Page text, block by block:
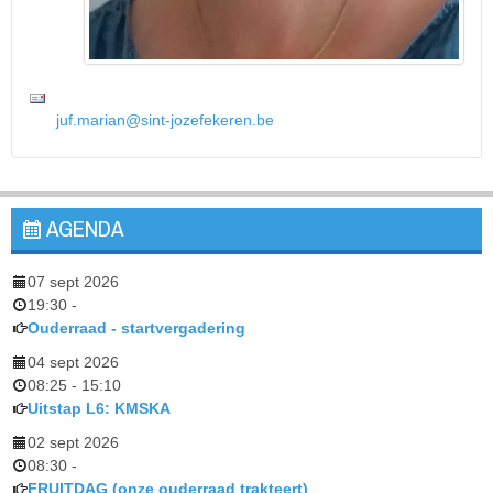
juf.marian@sint-jozefekeren.be
AGENDA
07 sept 2026
19:30 -
Ouderraad - startvergadering
04 sept 2026
08:25 - 15:10
Uitstap L6: KMSKA
02 sept 2026
08:30 -
FRUITDAG (onze ouderraad trakteert)